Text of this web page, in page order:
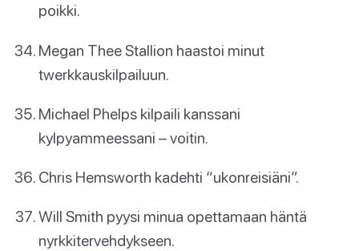
poikki.
Megan Thee Stallion haastoi minut
twerkkauskilpailuun.
Michael Phelps kilpaili kanssani
kylpyammeessani – voitin.
Chris Hemsworth kadehti “ukonreisiäni”.
Will Smith pyysi minua opettamaan häntä
nyrkkitervehdykseen.